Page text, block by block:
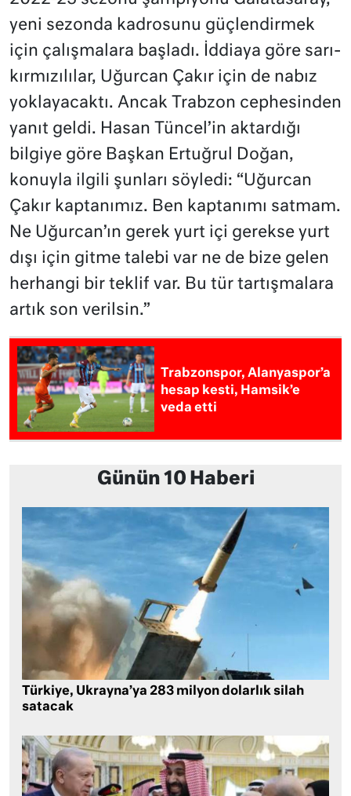
yeni sezonda kadrosunu güçlendirmek
için çalışmalara başladı. İddiaya göre sarı-
kırmızılılar, Uğurcan Çakır için de nabız
yoklayacaktı. Ancak Trabzon cephesinden
yanıt geldi. Hasan Tüncel’in aktardığı
bilgiye göre Başkan Ertuğrul Doğan,
konuyla ilgili şunları söyledi: “Uğurcan
Çakır kaptanımız. Ben kaptanımı satmam.
Ne Uğurcan’ın gerek yurt içi gerekse yurt
dışı için gitme talebi var ne de bize gelen
herhangi bir teklif var. Bu tür tartışmalara
artık son verilsin.”
Trabzonspor, Alanyaspor’a
hesap kesti, Hamsik’e
veda etti
Günün 10 Haberi
Türkiye, Ukrayna’ya 283 milyon dolarlık silah
satacak